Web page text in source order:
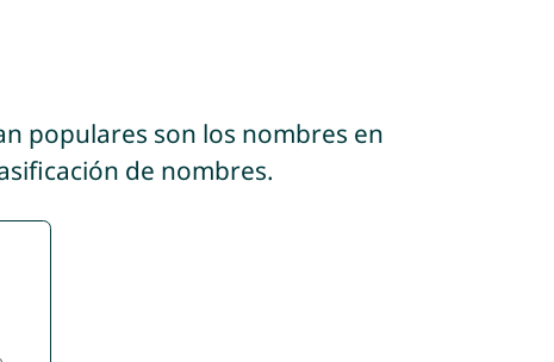
populares son los nombres en
de nombres.